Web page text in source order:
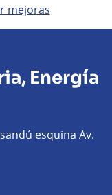
mejoras
Energía
esquina Av.